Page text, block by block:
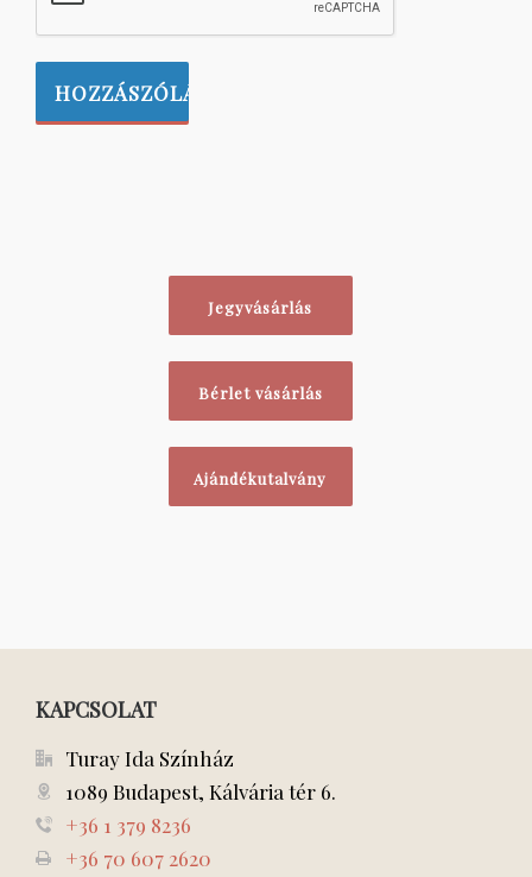
Jegyvásárlás
Bérlet vásárlás
Ajándékutalvány
KAPCSOLAT
Turay Ida Színház
1089 Budapest, Kálvária tér 6.
+36 1 379 8236
+36 70 607 2620